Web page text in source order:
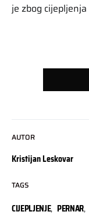
AUTOR
Kristijan Leskovar
TAGS
CIJEPLJENJE, PERNAR,
je zbog